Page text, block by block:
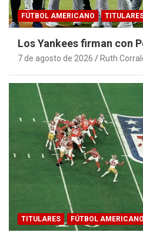
FÚTBOL AMERICANO
Los Yankees firman con
7 de agosto de 2026 Ruth
TITULARES FÚTBOL AMERICANO